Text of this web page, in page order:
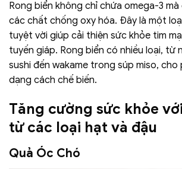
Rong biển không chỉ chứa omega-3
các chất chống oxy hóa. Đây là một
tuyệt vời giúp cải thiện sức khỏe tim
tuyến giáp. Rong biển có nhiều loại, từ
sushi đến wakame trong súp miso, cho
dạng cách chế biến.
Tăng cường sức khỏe
từ các loại hạt và đậu
Quả Óc Chó